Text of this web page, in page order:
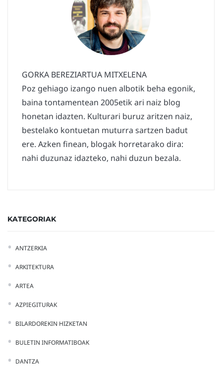
GORKA BEREZIARTUA MITXELENA
Poz gehiago izango nuen albotik beha egonik,
baina tontamentean 2005etik ari naiz blog
honetan idazten. Kulturari buruz aritzen naiz,
bestelako kontuetan muturra sartzen badut
ere. Azken finean, blogak horretarako dira:
nahi duzunaz idazteko, nahi duzun bezala.
KATEGORIAK
ANTZERKIA
ARKITEKTURA
ARTEA
AZPIEGITURAK
BILARDOREKIN HIZKETAN
BULETIN INFORMATIBOAK
DANTZA